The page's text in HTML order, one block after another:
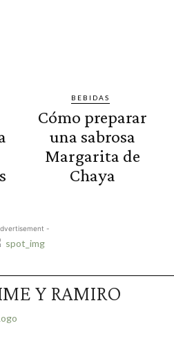
BEBIDAS
Cómo preparar
una sabrosa
Margarita de
Chaya
-
Y RAMIRO